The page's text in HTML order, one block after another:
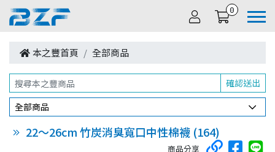
0
本之豐首頁 全部商品
確認送出
全部商品
22～26cm 竹炭消臭寬口中性棉襪 (164)
商品分享